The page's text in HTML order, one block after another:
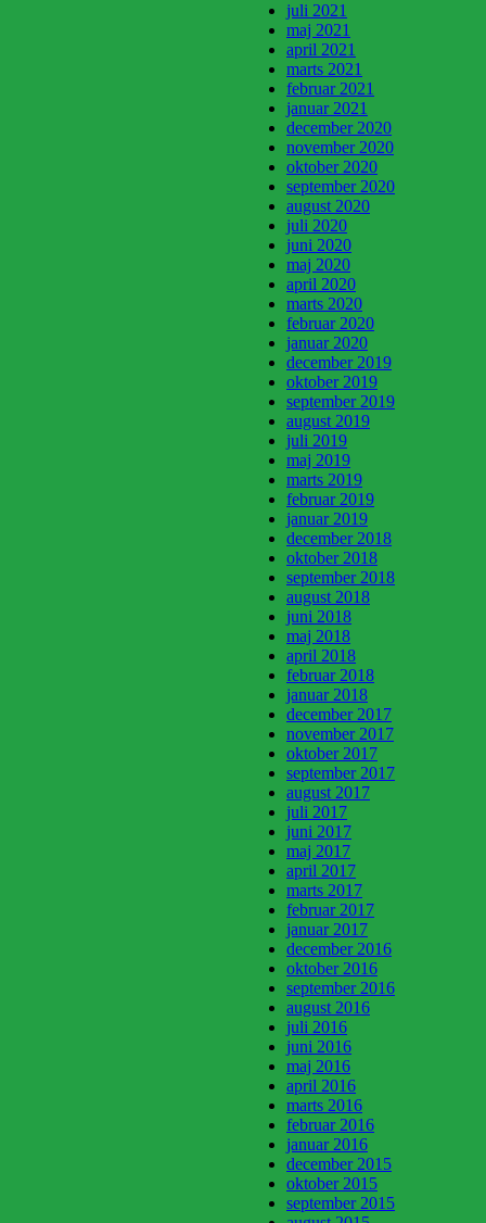
juli 2021
maj 2021
april 2021
marts 2021
februar 2021
januar 2021
december 2020
november 2020
oktober 2020
september 2020
august 2020
juli 2020
juni 2020
maj 2020
april 2020
marts 2020
februar 2020
januar 2020
december 2019
oktober 2019
september 2019
august 2019
juli 2019
maj 2019
marts 2019
februar 2019
januar 2019
december 2018
oktober 2018
september 2018
august 2018
juni 2018
maj 2018
april 2018
februar 2018
januar 2018
december 2017
november 2017
oktober 2017
september 2017
august 2017
juli 2017
juni 2017
maj 2017
april 2017
marts 2017
februar 2017
januar 2017
december 2016
oktober 2016
september 2016
august 2016
juli 2016
juni 2016
maj 2016
april 2016
marts 2016
februar 2016
januar 2016
december 2015
oktober 2015
september 2015